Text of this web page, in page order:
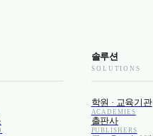
솔루션
SOLUTIONS
학원 · 교육기관
ACADEMIES
출판사
PUBLISHERS